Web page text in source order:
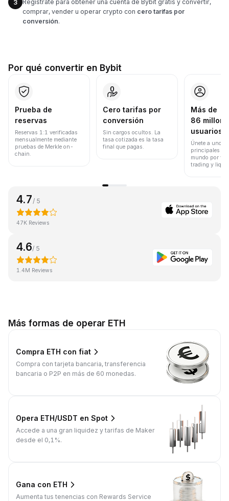
3
Regístrate para obtener una cuenta de Bybit gratis y convertir,
comprar, vender u operar crypto con cero tarifas por
conversión.
Por qué convertir en Bybit
Prueba de
reservas
Reservas 1:1 verificadas
mensualmente mediante
pruebas de Merkle on-
chain.
Cero tarifas por
conversión
Sin cargos ocultos. La
tasa cotizada es la tasa
final que pagas.
Más de
86
usuarios
Únete a uno
principales
mundo por
trading y
4.7 / 5
47K Reviews
4.6/ 5
1.4M Reviews
Más formas de operar ETH
Compra ETH con fiat
Compra con tarjeta bancaria, transferencia
bancaria o P2P en más de 60 monedas.
Opera ETH/USDT en Spot
Accede a una gran liquidez y tarifas de Maker
desde el 0,1%.
Gana con ETH
Aumenta tus tenencias con Rewards Service